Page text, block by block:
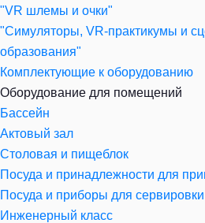
"VR шлемы и очки"
"Симуляторы, VR-практикумы и
образования"
Комплектующие к оборудованию
Оборудование для помещений
Бассейн
Актовый зал
Столовая и пищеблок
Посуда и принадлежности для
Посуда и приборы для сервировки
Инженерный класс